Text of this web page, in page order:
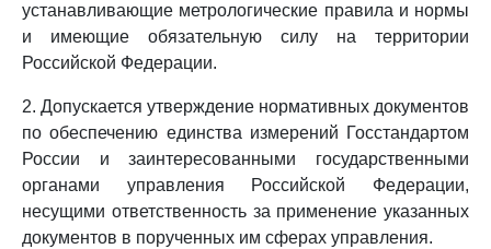
устанавливающие метрологические правила и нормы
и имеющие обязательную силу на территории
Российской Федерации.
2. Допускается утверждение нормативных документов
по обеспечению единства измерений Госстандартом
России и заинтересованными государственными
органами управления Российской Федерации,
несущими ответственность за применение указанных
документов в порученных им сферах управления.